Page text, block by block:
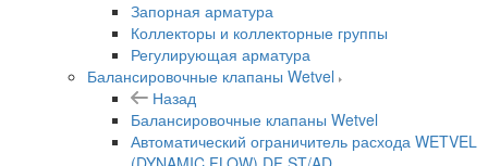
Запорная арматура
Коллекторы и коллекторные группы
Регулирующая арматура
Балансировочные клапаны Wetvel
Назад
Балансировочные клапаны Wetvel
Автоматический ограничитель расхода WETVEL